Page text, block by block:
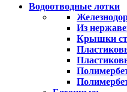
Водоотводные лотки
Из
Крышки